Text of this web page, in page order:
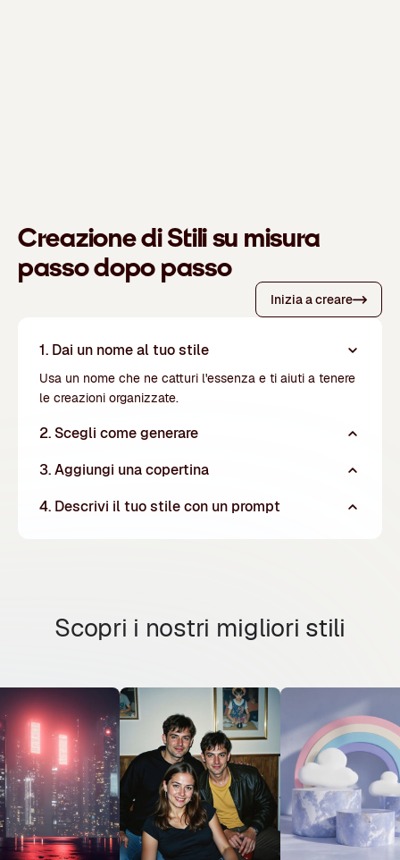
Creazione di Stili su misura
passo dopo passo
Inizia a creare
1. Dai un nome al tuo stile
Usa un nome che ne catturi l'essenza e ti aiuti a tenere
le creazioni organizzate.
2. Scegli come generare
3. Aggiungi una copertina
4. Descrivi il tuo stile con un prompt
Scopri i nostri migliori stili